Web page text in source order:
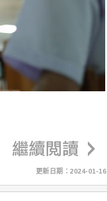
更新日期：2024-01-16